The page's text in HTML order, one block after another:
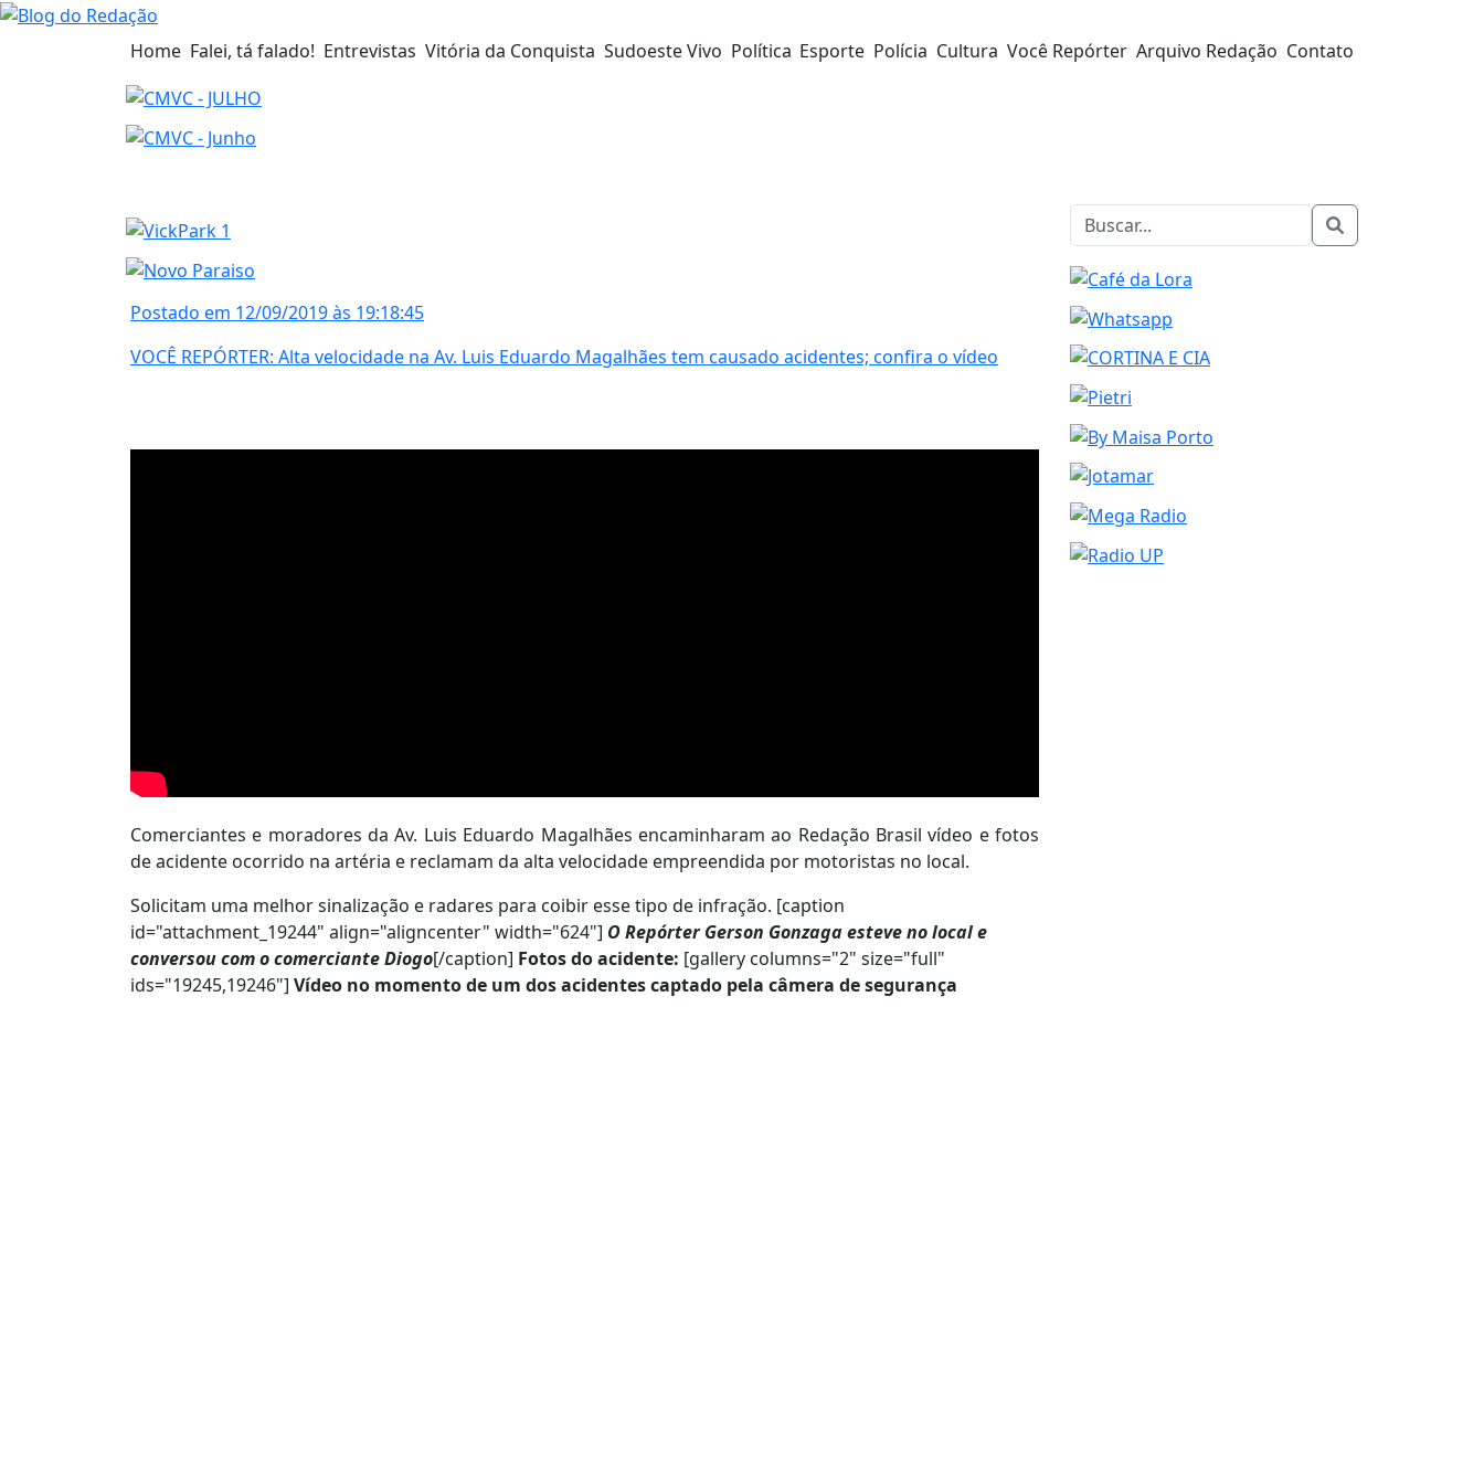
Home Falei, tá falado! Entrevistas Vitória da Conquista Sudoeste Vivo Política Esporte Polícia Cultura Você Repórter Arquivo Redação Contato
Postado em 12/09/2019 às 19:18:45
VOCÊ REPÓRTER: Alta velocidade na Av. Luis Eduardo Magalhães tem causado acidentes; confira o vídeo
Comerciantes e moradores da Av. Luis Eduardo Magalhães encaminharam ao Redação Brasil vídeo e fotos
de acidente ocorrido na artéria e reclamam da alta velocidade empreendida por motoristas no local.
Solicitam uma melhor sinalização e radares para coibir esse tipo de infração. [caption
id="attachment_19244" align="aligncenter" width="624"] O Repórter Gerson Gonzaga esteve no local e
conversou com o comerciante Diogo[/caption] Fotos do acidente: [gallery columns="2" size="full"
ids="19245,19246"] Vídeo no momento de um dos acidentes captado pela câmera de segurança